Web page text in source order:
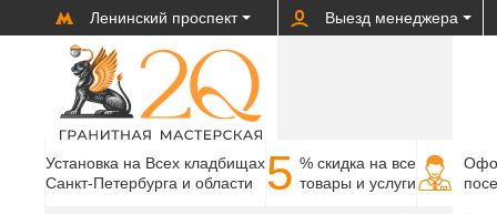
Ленинский проспект Выезд менеджера
Установка на Всех кладбищах
Санкт-Петербурга и области
5 % cкидка на все
товары и услуги